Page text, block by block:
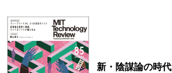
新・陰謀論の時代